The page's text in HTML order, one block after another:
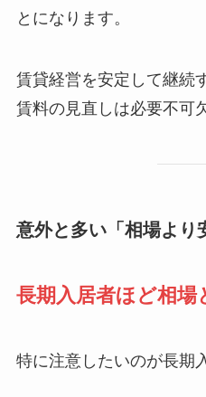
とになります。
賃貸経営を安定して継続
賃料の見直しは必要不可
意外と多い「相場より
長期入居者ほど相場
特に注意したいのが長期